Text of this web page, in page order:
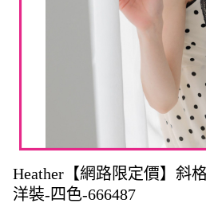
Heather【網路限定價】斜
洋裝-四色-666487